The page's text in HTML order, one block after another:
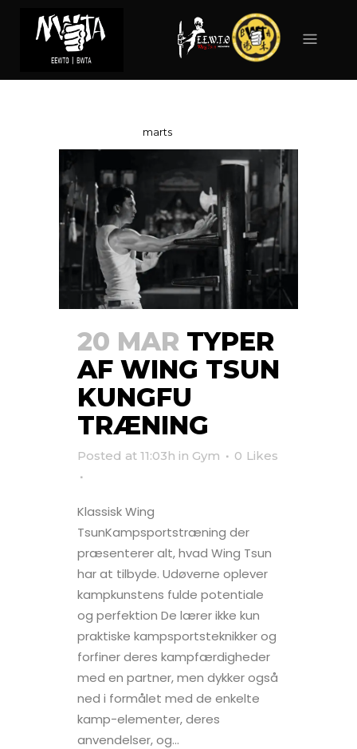
marts
20 MAR TYPER
AF WING TSUN
KUNGFU
TRÆNING
Posted at 11:03h in Gym 0 Likes
Klassisk Wing
TsunKampsportstræning der
præsenterer alt, hvad Wing Tsun
har at tilbyde. Udøverne oplever
kampkunstens fulde potentiale
og perfektion De lærer ikke kun
praktiske kampsportsteknikker og
forfiner deres kampfærdigheder
med en partner, men dykker også
ned i formålet med de enkelte
kamp-elementer, deres
anvendelser, og...